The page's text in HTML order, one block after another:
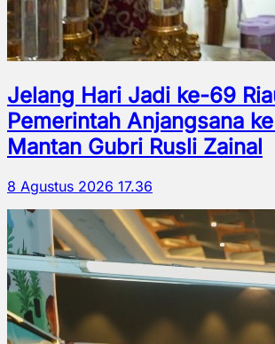
Jelang Hari Jadi ke-69
Pemerintah Anjangsana
Mantan Gubri Rusli Zainal
8 Agustus 2026 17.36